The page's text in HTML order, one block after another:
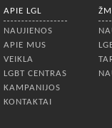
APIE LGL
NAUJIENOS
APIE MUS
VEIKLA
LGBT CENTRAS
KAMPANIJOS
KONTAKTAI